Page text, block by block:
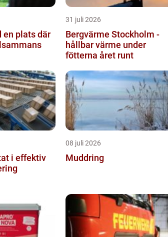
31 juli 2026
Bergvärme Stockholm -
hållbar värme under
fötterna året runt
08 juli 2026
Muddring